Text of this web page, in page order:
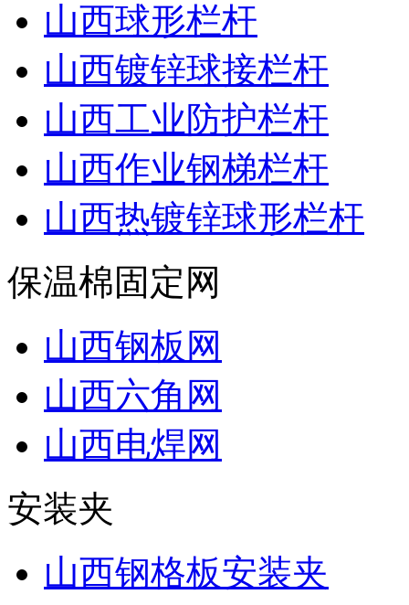
山西球形栏杆
山西镀锌球接栏杆
山西工业防护栏杆
山西作业钢梯栏杆
山西热镀锌球形栏杆
保温棉固定网
山西钢板网
山西六角网
山西电焊网
安装夹
山西钢格板安装夹